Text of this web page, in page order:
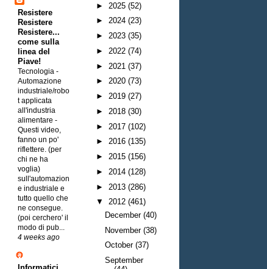
Resistere
Resistere
Resistere...
come sulla
linea del
Piave!
Tecnologia -
Automazione
industriale/robo
t applicata
all'industria
alimentare -
Questi video,
fanno un po'
riflettere. (per
chi ne ha
voglia)
sull'automazion
e industriale e
tutto quello che
ne consegue.
(poi cerchero' il
modo di pub...
4 weeks ago
► 2025 (52)
► 2024 (23)
► 2023 (35)
► 2022 (74)
► 2021 (37)
► 2020 (73)
► 2019 (27)
► 2018 (30)
► 2017 (102)
► 2016 (135)
► 2015 (156)
► 2014 (128)
► 2013 (286)
▼ 2012 (461)
December(40)
November(38)
October(37)
September